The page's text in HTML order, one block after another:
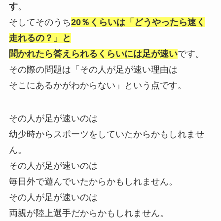
す。
そしてそのうち20％くらいは「どうやったら速く
走れるの？」と
聞かれたら答えられるくらいには足が速いです。
その際の問題は「その人が足が速い理由は
そこにあるかがわからない」という点です。
その人が足が速いのは
幼少時からスポーツをしていたからかもしれませ
ん。
その人が足が速いのは
毎日外で遊んでいたからかもしれません。
その人が足が速いのは
両親が陸上選手だからかもしれません。